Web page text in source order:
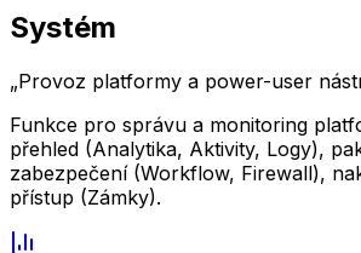
Systém
„Provoz platformy a power-user
Funkce pro správu a monitoring
přehled (Analytika, Aktivity, Logy),
zabezpečení (Workflow, Firewall),
přístup (Zámky).